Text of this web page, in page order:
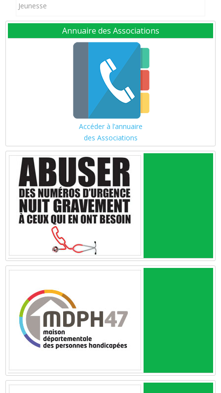
Jeunesse
Annuaire des Associations
Accéder à l’annuaire
des Associations